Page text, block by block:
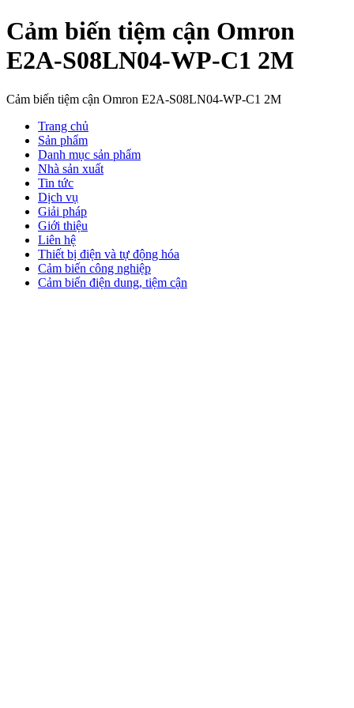
Cảm biến tiệm cận Omron
E2A-S08LN04-WP-C1 2M
Cảm biến tiệm cận Omron E2A-S08LN04-WP-C1 2M
Trang chủ
Sản phẩm
Danh mục sản phẩm
Nhà sản xuất
Tin tức
Dịch vụ
Giải pháp
Giới thiệu
Liên hệ
Thiết bị điện và tự động hóa
Cảm biến công nghiệp
Cảm biến điện dung, tiệm cận